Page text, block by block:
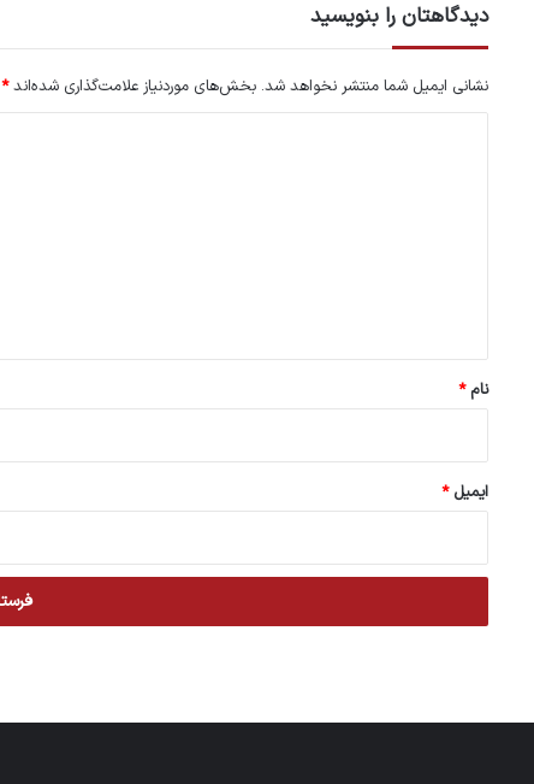
دیدگاهتان را بنویسید
نشانی ایمیل شما منتشر نخواهد شد. بخش‌های موردنیاز علامت‌گذاری شده‌اند*
نام*
ایمیل*